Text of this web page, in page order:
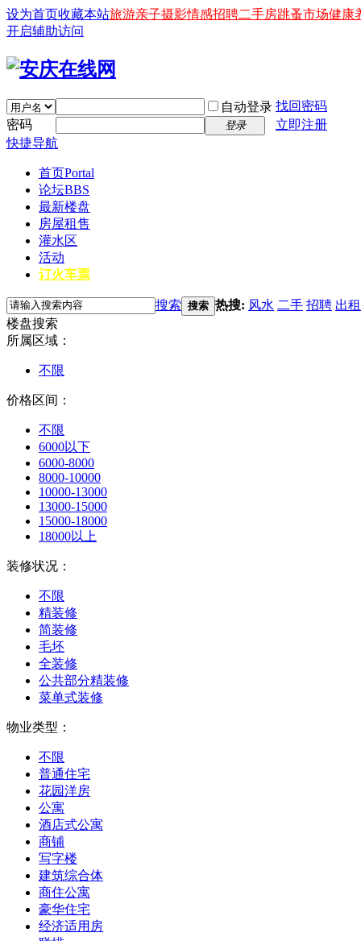
设为首页收藏本站旅游亲子摄影情感招聘二手房跳蚤市场健康
开启辅助访问
自动登录 找回密码
密码
登录
立即注册
快捷导航
首页Portal
论坛BBS
最新楼盘
房屋租售
灌水区
活动
订火车票
搜索 搜索 热搜: 风水 二手 招聘 出租
楼盘搜索
所属区域：
不限
价格区间：
不限
6000以下
6000-8000
8000-10000
10000-13000
13000-15000
15000-18000
18000以上
装修状况：
不限
精装修
简装修
毛坯
全装修
公共部分精装修
菜单式装修
物业类型：
不限
普通住宅
花园洋房
公寓
酒店式公寓
商铺
写字楼
建筑综合体
商住公寓
豪华住宅
经济适用房